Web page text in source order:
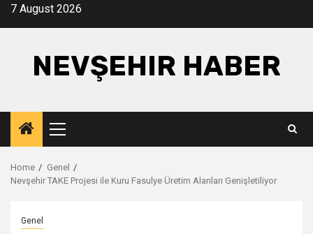
Skip7 August 2026
NEVŞEHIR HABER
Primary
Menu
Home
Genel
Nevşehir TAKE Projesi ile Kuru Fasulye Üretim Alanları Genişletiliyor
Genel